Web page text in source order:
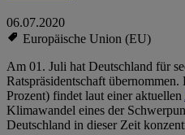
06.07.2020
Europäische Union (EU)
Am 01. Juli hat Deutschland für
Ratspräsidentschaft
Prozent) findet laut einer aktuellen
Klimawandel eines der
Deutschland in dieser Zeit